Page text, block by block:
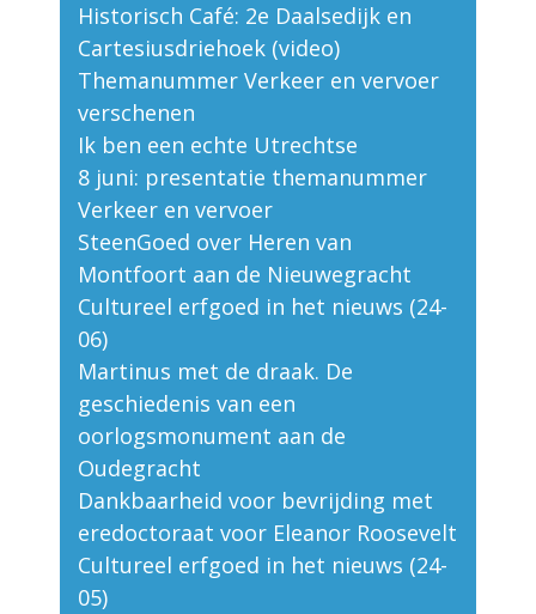
Historisch Café: 2e Daalsedijk en
Cartesiusdriehoek (video)
Themanummer Verkeer en vervoer
verschenen
Ik ben een echte Utrechtse
8 juni: presentatie themanummer
Verkeer en vervoer
SteenGoed over Heren van
Montfoort aan de Nieuwegracht
Cultureel erfgoed in het nieuws (24-
06)
Martinus met de draak. De
geschiedenis van een
oorlogsmonument aan de
Oudegracht
Dankbaarheid voor bevrijding met
eredoctoraat voor Eleanor Roosevelt
Cultureel erfgoed in het nieuws (24-
05)